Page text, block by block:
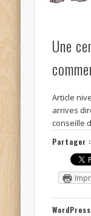
Une
Article
arrives
conseille
Partager :